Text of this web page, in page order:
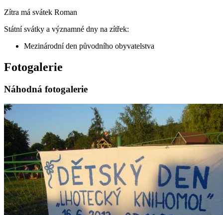
Zítra má svátek Roman
Státní svátky a významné dny na zítřek:
Mezinárodní den původního obyvatelstva
Fotogalerie
Náhodná fotogalerie